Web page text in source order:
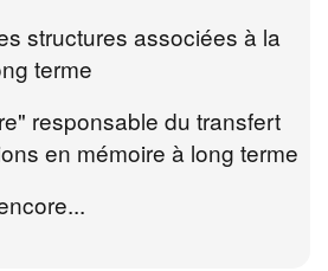
structures associées à la
terme
responsable du transfert
en mémoire à long terme